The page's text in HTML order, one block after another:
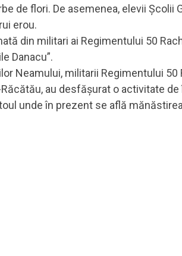
de flori. De asemenea, elevii
erou.
din militari ai Regimentului 50
Danacu”.
Neamului, militarii Regimentului 50
au desfășurat o activitate
unde în prezent se află